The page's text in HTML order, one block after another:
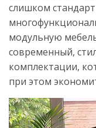
слишком
модульную
современный,
комплектации,
при этом